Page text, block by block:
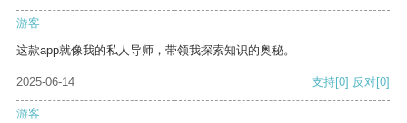
游客
这款app就像我的私人导师，带领我探索知识的奥秘。
2025-06-14 支持[0] 反对[0]
游客